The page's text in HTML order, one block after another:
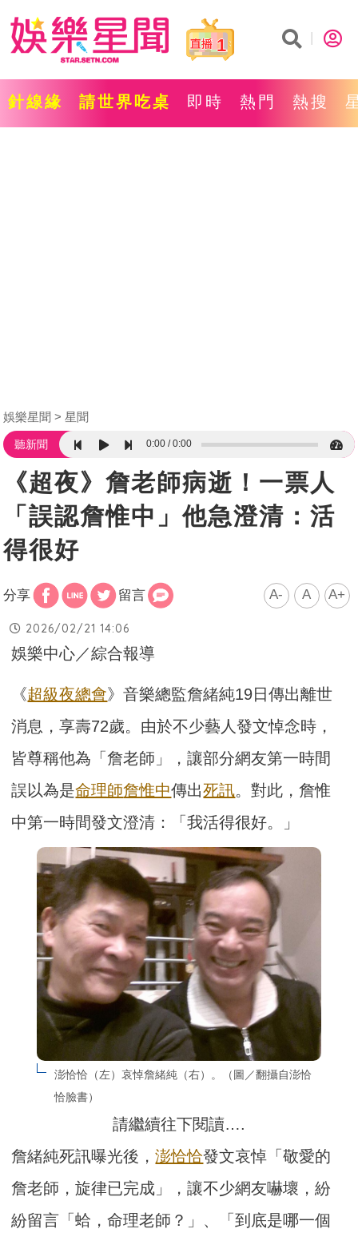
1
針線緣 請世界吃桌 即時 熱門 熱搜
娛樂星聞 星聞
聽新聞 0:00 0:00
《超夜》詹老師病逝！一票人
「誤認詹惟中」他急澄清：活
得很好
分享 留言 A- A A+
2026/02/21 14:06
娛樂中心／綜合報導
《超級夜總會》音樂總監詹緒純19日傳出離世
消息，享壽72歲。由於不少藝人發文悼念時，
皆尊稱他為「詹老師」，讓部分網友第一時間
誤以為是命理師詹惟中傳出死訊。對此，詹惟
中第一時間發文澄清：「我活得很好。」
澎恰恰（左）哀悼詹緒純（右）。（圖／翻攝自澎恰
恰臉書）
請繼續往下閱讀….
詹緒純死訊曝光後，澎恰恰發文哀悼「敬愛的
詹老師，旋律已完成」，讓不少網友嚇壞，紛
紛留言「蛤，命理老師？」、「到底是哪一個